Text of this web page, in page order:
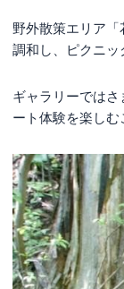
野外散策エリア
調和し、ピクニッ
ギャラリーでは
ート体験を楽しむ